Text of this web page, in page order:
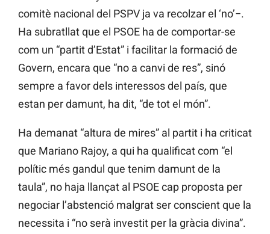
comitè nacional del PSPV ja va recolzar el ‘no’−.
Ha subratllat que el PSOE ha de comportar-se
com un “partit d’Estat” i facilitar la formació de
Govern, encara que “no a canvi de res”, sinó
sempre a favor dels interessos del país, que
estan per damunt, ha dit, “de tot el món”.
Ha demanat “altura de mires” al partit i ha criticat
que Mariano Rajoy, a qui ha qualificat com “el
polític més gandul que tenim damunt de la
taula”, no haja llançat al PSOE cap proposta per
negociar l’abstenció malgrat ser conscient que la
necessita i “no serà investit per la gràcia divina”.